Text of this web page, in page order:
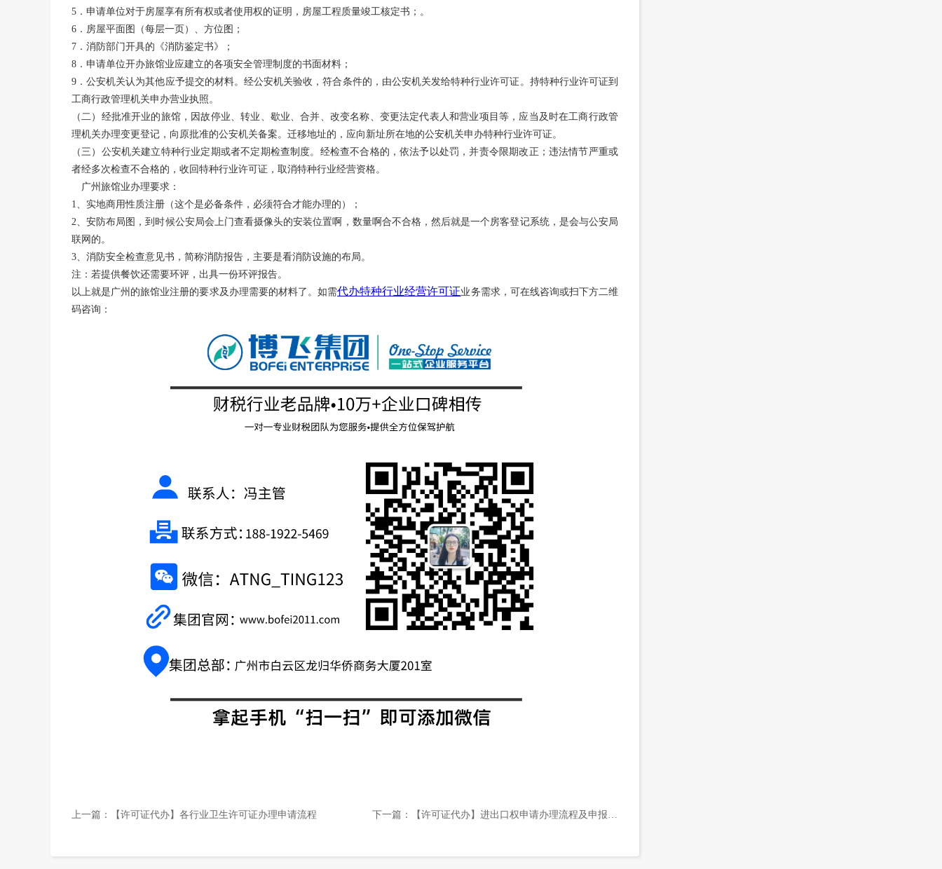
5．申请单位对于房屋享有所有权或者使用权的证明，房屋工程质量竣工核定书；。
6．房屋平面图（每层一页）、方位图；
7．消防部门开具的《消防鉴定书》；
8．申请单位开办旅馆业应建立的各项安全管理制度的书面材料；
9．公安机关认为其他应予提交的材料。经公安机关验收，符合条件的，由公安机关发给特种行业许可证。持特种行业许可证到
工商行政管理机关申办营业执照。
（二）经批准开业的旅馆，因故停业、转业、歇业、合并、改变名称、变更法定代表人和营业项目等，应当及时在工商行政管
理机关办理变更登记，向原批准的公安机关备案。迁移地址的，应向新址所在地的公安机关申办特种行业许可证。
（三）公安机关建立特种行业定期或者不定期检查制度。经检查不合格的，依法予以处罚，并责令限期改正；违法情节严重或
者经多次检查不合格的，收回特种行业许可证，取消特种行业经营资格。
广州 旅馆业办理要求：
1、实地商用性质注册（这个是必备条件，必须符合才能办理的）；
2、安防布局图，到时候公安局会上门查看摄像头的安装位置啊，数量啊合不合格，然后就是一个房客登记系统，是会与公安局
联网的。
3、消防安全检查意见书，简称消防报告，主要是看消防设施的布局。
注：若提供餐饮还需要环评，出具一份环评报告。
以上就是广州 的旅馆业注册的要求及办理需要的材料了 。 如需代办特种行业经营许可证业务需求，可在线咨询或扫下方二维
码咨询：
上一篇： 【许可证代办】各行业卫生许可证办理申请流程 下一篇： 【许可证代办】进出口权申请办理流程及申报资格条件